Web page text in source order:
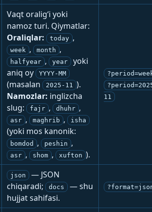
Vaqt oralig‘i yoki
namoz turi. Qiymatlar:
Oraliqlar:
today ,
week , month ,
halfyear , year
yoki
aniq oy
YYYY-MM
(masalan 2025-11 ).
Namozlar: inglizcha
slug:
fajr , dhuhr ,
asr , maghrib , isha
(yoki mos kanonik:
bomdod , peshin ,
asr , shom , xufton ).
11
json
— JSON
chiqaradi;
docs
— shu
hujjat sahifasi.